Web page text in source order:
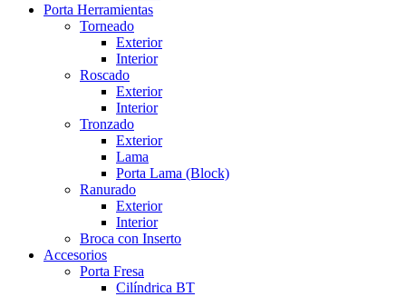
Porta Herramientas
Torneado
Exterior
Interior
Roscado
Exterior
Interior
Tronzado
Exterior
Lama
Porta Lama (Block)
Ranurado
Exterior
Interior
Broca con Inserto
Accesorios
Porta Fresa
Cilíndrica BT